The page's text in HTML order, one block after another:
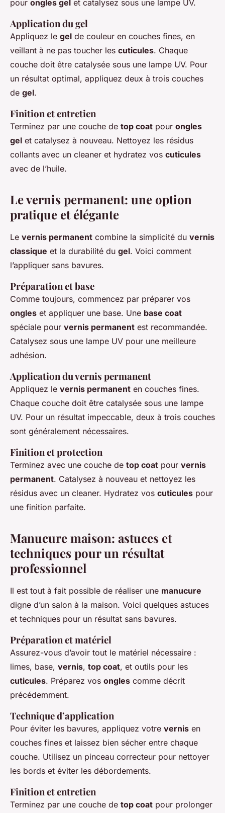
pour ongles gel et catalysez sous une lampe UV.
Application du gel
Appliquez le gel de couleur en couches fines, en
veillant à ne pas toucher les cuticules. Chaque
couche doit être catalysée sous une lampe UV. Pour
un résultat optimal, appliquez deux à trois couches
de gel.
Finition et entretien
Terminez par une couche de top coat pour ongles
gel et catalysez à nouveau. Nettoyez les résidus
collants avec un cleaner et hydratez vos cuticules
avec de l’huile.
Le vernis permanent: une option
pratique et élégante
Le vernis permanent combine la simplicité du vernis
classique et la durabilité du gel. Voici comment
l’appliquer sans bavures.
Préparation et base
Comme toujours, commencez par préparer vos
ongles et appliquer une base. Une base coat
spéciale pour vernis permanent est recommandée.
Catalysez sous une lampe UV pour une meilleure
adhésion.
Application du vernis permanent
Appliquez le vernis permanent en couches fines.
Chaque couche doit être catalysée sous une lampe
UV. Pour un résultat impeccable, deux à trois couches
sont généralement nécessaires.
Finition et protection
Terminez avec une couche de top coat pour vernis
permanent. Catalysez à nouveau et nettoyez les
résidus avec un cleaner. Hydratez vos cuticules pour
une finition parfaite.
Manucure maison: astuces et
techniques pour un résultat
professionnel
Il est tout à fait possible de réaliser une manucure
digne d’un salon à la maison. Voici quelques astuces
et techniques pour un résultat sans bavures.
Préparation et matériel
Assurez-vous d’avoir tout le matériel nécessaire :
limes, base, vernis, top coat, et outils pour les
cuticules. Préparez vos ongles comme décrit
précédemment.
Technique d’application
Pour éviter les bavures, appliquez votre vernis en
couches fines et laissez bien sécher entre chaque
couche. Utilisez un pinceau correcteur pour nettoyer
les bords et éviter les débordements.
Finition et entretien
Terminez par une couche de top coat pour prolonger